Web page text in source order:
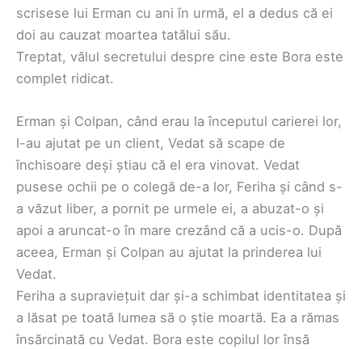
scrisese lui Erman cu ani în urmă, el a dedus că ei
doi au cauzat moartea tatălui său.
Treptat, vălul secretului despre cine este Bora este
complet ridicat.
Erman și Colpan, când erau la începutul carierei lor,
l-au ajutat pe un client, Vedat să scape de
închisoare deși știau că el era vinovat. Vedat
pusese ochii pe o colegă de-a lor, Feriha și când s-
a văzut liber, a pornit pe urmele ei, a abuzat-o și
apoi a aruncat-o în mare crezând că a ucis-o. După
aceea, Erman și Colpan au ajutat la prinderea lui
Vedat.
Feriha a supraviețuit dar și-a schimbat identitatea și
a lăsat pe toată lumea să o știe moartă. Ea a rămas
însărcinată cu Vedat. Bora este copilul lor însă